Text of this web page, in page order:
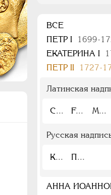
ВСЕ
ПEТР I
1699-
ЕКАТЕРИНА I
ПЕТР II
1727-
Латинская
C F M
Русская
К П
АННА